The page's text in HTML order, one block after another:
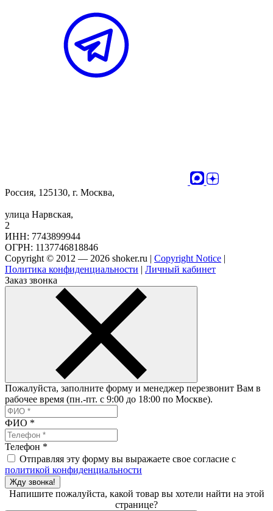
Россия, 125130, г. Москва,
улица Нарвская,
2
ИНН: 7743899944
ОГРН: 1137746818846
Copyright © 2012 — 2026 shoker.ru | Copyright Notice |
Политика конфиденциальности | Личный кабинет
Заказ звонка
Пожалуйста, заполните форму и менеджер перезвонит Вам в
рабочее время (пн.-пт. с 9:00 до 18:00 по Москве).
ФИО *
Телефон *
Отправляя эту форму вы выражаете свое согласие с
политикой конфиденциальности
Жду звонка!
Напишите пожалуйста, какой товар вы хотели найти на этой
странице?